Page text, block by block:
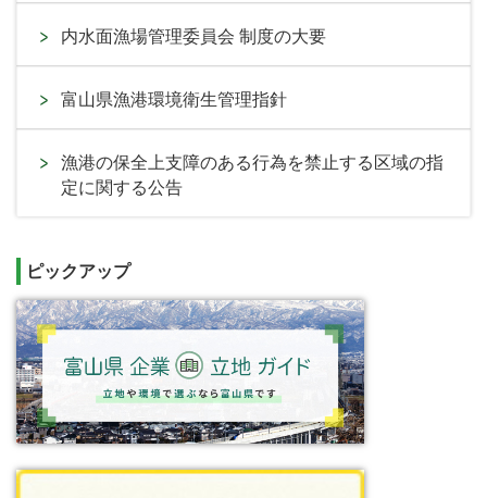
内水面漁場管理委員会 制度の大要
富山県漁港環境衛生管理指針
漁港の保全上支障のある行為を禁止する区域の指
定に関する公告
ピックアップ